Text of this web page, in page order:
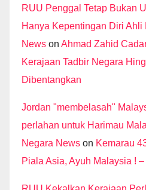
RUU Penggal Tetap Bukan
Hanya Kepentingan Diri Ahli
News on Ahmad Zahid
Kerajaan Tadbir Negara
Dibentangkan
Jordan "membelasah"
perlahan untuk Harimau
Negara News on Kemarau
Piala Asia, Ayuh Malaysia !